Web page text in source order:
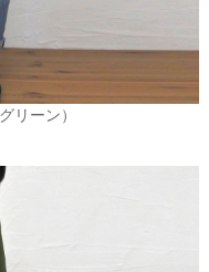
けばパリッとアイロンを
も汚れが落ちやすく、洗
強く、栽培時にも農薬を
とに 柔らかさはいっそう
がここにあります。
リーン）